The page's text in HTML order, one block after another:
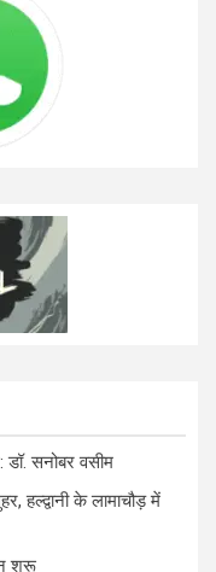
डॉ. सनोबर वसीम
हल्द्वानी के लामाचौड़ में
शुरू